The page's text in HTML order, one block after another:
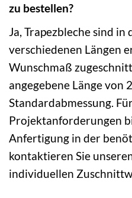
zu bestellen?
Ja, Trapezbleche sind in
verschiedenen Längen
Wunschmaß
angegebene Länge von
Standardabmessung.
Projektanforderungen
Anfertigung in der
kontaktieren Sie
individuellen